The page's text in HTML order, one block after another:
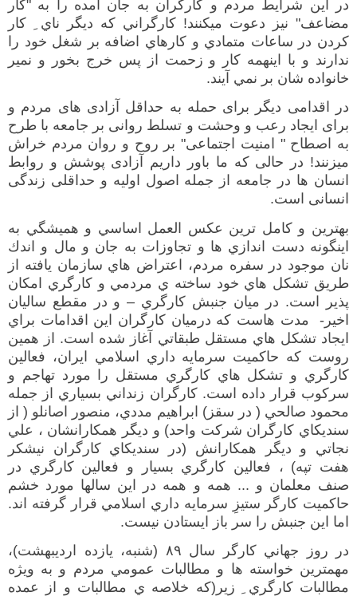
در اين شرايط مردم و كارگران به جان امده را به "كار
مضاعف" نيز دعوت ميكنند! كارگراني كه ديگر ناي ِ كار
كردن در ساعات متمادي و كارهاي اضافه بر شغل خود را
ندارند و با اينهمه كار و زحمت از پس خرج بخور و نمير
خانواده شان بر نمي آيند.
در اقدامی دیگر برای حمله به حداقل آزادی های مردم و
برای ایجاد رعب و وحشت و تسلط روانی بر جامعه با طرح
به اصطاح" امنیت اجتماعی" بر روح و روان مردم خراش
میزنند! در حالی که ما باور داریم آزادی پوشش و روابط
انسان ها در جامعه از جمله اصول اولیه و حداقلی زندگی
انسانی است.
بهترين و كامل ترين عكس العمل اساسي و هميشگي به
اينگونه دست اندازي ها و تجاوزات به جان و مال و اندك
نان موجود در سفره مردم، اعتراض هاي سازمان يافته از
طريق تشكل هاي خود ساخته ي مردمي و كارگري امكان
پذير است. در ميان جنبش كارگري – و در مقطع ساليان
اخير - مدت هاست كه درميان كارگران اين اقدامات براي
ايجاد تشكل هاي مستقل طبقاتي آغاز شده است. از همين
روست كه حاكميت سرمايه داري اسلامي ايران، فعالين
كارگري و تشكل هاي كارگري مستقل را مورد تهاجم و
سركوب قرار داده است.كارگران زنداني بسياري از جمله
محمود صالحي ( در سقز) ابراهيم مددي، منصور اصانلو ( از
سنديكاي كارگران شركت واحد) و ديگر همكارانشان ، علي
نجاتي
و ديگر همكارانش (در سنديكاي كارگران نيشكر
هفت تپه) ، فعالين كارگري بسيار و فعالين كارگري در
صنف معلمان و ... همه و همه در اين سالها مورد خشم
حاكميت كارگر ستيزِ سرمايه داري اسلامي قرار گرفته اند.
اما اين جنبش را سر باز ايستادن نيست.
در روز جهاني كارگر سال ۸۹ (شنبه، يازده ارديبهشت)،‌
مهمترين خواسته ها و مطالبات عمومي مردم و به ویژه
مطالبات كارگري ِ زير(كه خلاصه ي مطالبات و از عمده